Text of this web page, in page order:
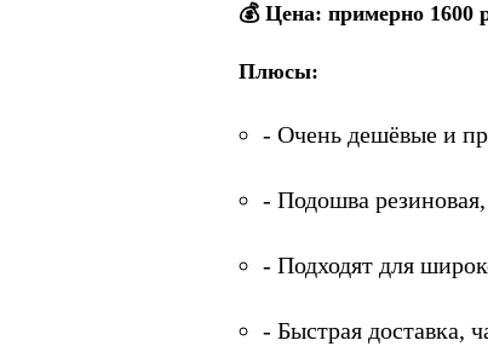
💰 Цена: примерно 1600
Плюсы:
- Очень дешёвые и
- Подошва резиновая,
- Подходят для
- Быстрая доставка,